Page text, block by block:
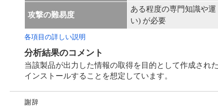
攻撃の難易度
ある程度の専門知識や
い) が必要
各項目の詳しい説明
分析結果のコメント
当該製品が出力した情報の取得を目的として作成され
インストールすることを想定しています。